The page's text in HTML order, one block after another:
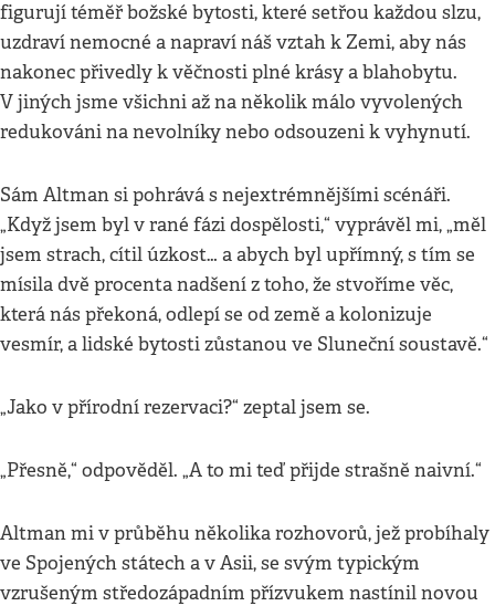
figurují téměř božské bytosti, které setřou každou slzu,
uzdraví nemocné a napraví náš vztah k Zemi, aby nás
nakonec přivedly k věčnosti plné krásy a blahobytu.
V jiných jsme všichni až na několik málo vyvolených
redukováni na nevolníky nebo odsouzeni k vyhynutí.
Sám Altman si pohrává s nejextrémnějšími scénáři.
„Když jsem byl v rané fázi dospělosti,“ vyprávěl mi, „měl
jsem strach, cítil úzkost… a abych byl upřímný, s tím se
mísila dvě procenta nadšení z toho, že stvoříme věc,
která nás překoná, odlepí se od země a kolonizuje
vesmír, a lidské bytosti zůstanou ve Sluneční soustavě.“
„Jako v přírodní rezervaci?“ zeptal jsem se.
„Přesně,“ odpověděl. „A to mi teď přijde strašně naivní.“
Altman mi v průběhu několika rozhovorů, jež probíhaly
ve Spojených státech a v Asii, se svým typickým
vzrušeným středozápadním přízvukem nastínil novou